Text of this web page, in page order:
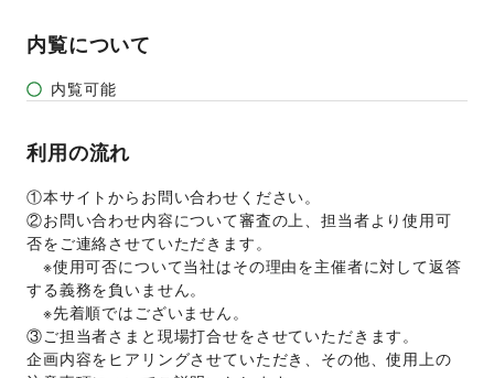
その他エンタメ・ガジェット
内覧について
内覧可能
利用の流れ
①本サイトからお問い合わせください。
②お問い合わせ内容について審査の上、担当者より使用可
否をご連絡させていただきます。
※使用可否について当社はその理由を主催者に対して返答
する義務を負いません。
※先着順ではございません。
③ご担当者さまと現場打合せをさせていただきます。
企画内容をヒアリングさせていただき、その他、使用上の